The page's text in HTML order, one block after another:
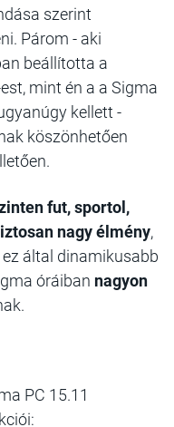
szerint
Párom - aki
beállította a
mint én a a Sigma
kellett -
köszönhetően
fut, sportol,
nagy élmény,
által dinamikusabb
óráiban nagyon
PC 15.11